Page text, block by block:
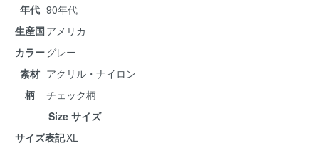
年代 90年代
生産国 アメリカ
カラーグレー
素材 アクリル・ナイロン
柄
チェック柄
Size サイズ
サイズ表記XL